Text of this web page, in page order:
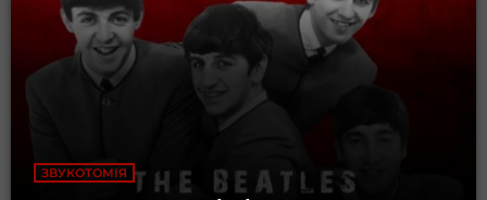
ЗВУКОТОМІЯ